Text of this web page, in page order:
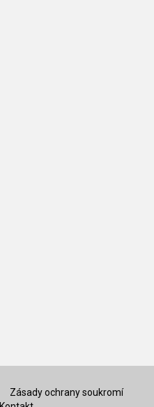
Zásady ochrany soukromí